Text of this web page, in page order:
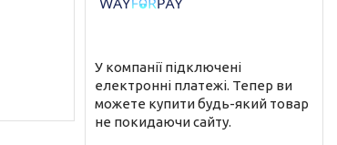
У компанії підключені
електронні платежі. Тепер ви
можете купити будь-який товар
не покидаючи сайту.